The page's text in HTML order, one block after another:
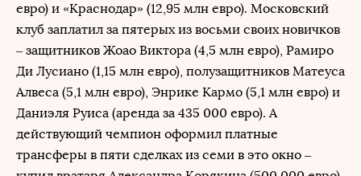
евро) и «Краснодар» (12,95 млн евро). Московский
клуб заплатил за пятерых из восьми своих новичков
– защитников Жоао Виктора (4,5 млн евро), Рамиро
Ди Лусиано (1,15 млн евро), полузащитников Матеуса
Алвеса (5,1 млн евро), Энрике Кармо (5,1 млн евро) и
Даниэля Руиса (аренда за 435 000 евро). А
действующий чемпион оформил платные
трансферы в пяти сделках из семи в это окно –